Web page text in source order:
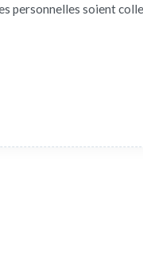
personnelles soient